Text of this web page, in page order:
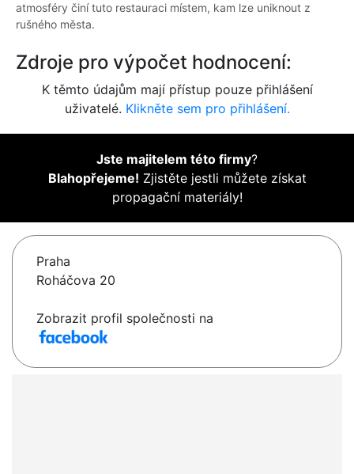
atmosféry činí tuto restauraci místem, kam lze uniknout z
rušného města.
Zdroje pro výpočet hodnocení:
K těmto údajům mají přístup pouze přihlášení
uživatelé. Klikněte sem pro přihlášení.
Jste majitelem této firmy?
Blahopřejeme! Zjistěte jestli můžete získat
propagační materiály!
Praha
Roháčova 20
Zobrazit profil společnosti na